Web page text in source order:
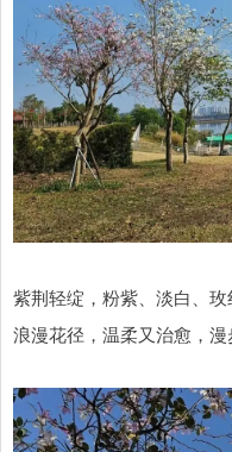
紫荆轻绽，粉紫、淡白、
浪漫花径，温柔又治愈，漫